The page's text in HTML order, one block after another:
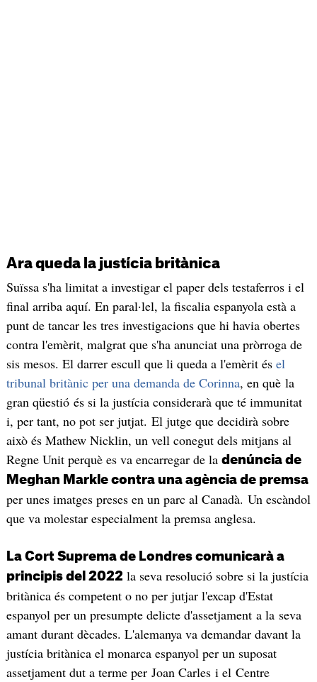
Ara queda la justícia britànica
Suïssa s'ha limitat a investigar el paper dels testaferros i el
final arriba aquí. En paral·lel, la fiscalia espanyola està a
punt de tancar les tres investigacions que hi havia obertes
contra l'emèrit, malgrat que s'ha anunciat una pròrroga de
sis mesos. El darrer escull que li queda a l'emèrit és el
tribunal britànic per una demanda de Corinna, en què la
gran qüestió és si la justícia considerarà que té immunitat
i, per tant, no pot ser jutjat. El jutge que decidirà sobre
això és Mathew Nicklin, un vell conegut dels mitjans al
Regne Unit perquè es va encarregar de la denúncia de
Meghan Markle contra una agència de premsa
per unes imatges preses en un parc al Canadà. Un escàndol
que va molestar especialment la premsa anglesa.
La Cort Suprema de Londres comunicarà a
principis del 2022 la seva resolució sobre si la justícia
britànica és competent o no per jutjar l'excap d'Estat
espanyol per un presumpte delicte d'assetjament a la seva
amant durant dècades. L'alemanya va demandar davant la
justícia britànica el monarca espanyol per un suposat
assetjament dut a terme per Joan Carles i el Centre